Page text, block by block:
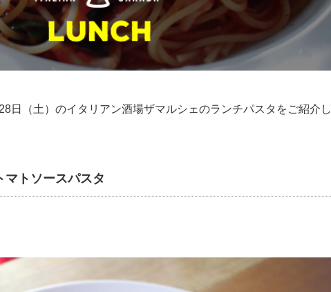
日（土）のイタリアン酒場ザマルシェのランチパスタをご紹介し
トソースパスタ